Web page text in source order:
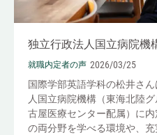
独立行政法人国立病院機
就職内定者の声 2026/03/25
国際学部英語学科の松井さ
人国立病院機構（東海北陸
古屋医療センター配属）に
の両分野を学べる環境や、充